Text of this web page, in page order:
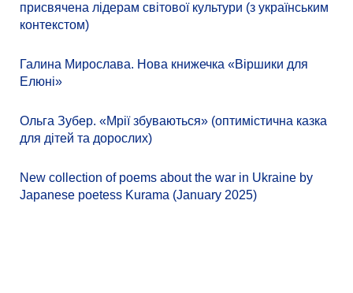
присвячена лідерам світової культури (з українським
контекстом)
Галина Мирослава. Нова книжечка «Віршики для
Елюні»
Ольга Зубер. «Мрії збуваються» (оптимістична казка
для дітей та дорослих)
New collection of poems about the war in Ukraine by
Japanese poetess Kurama (January 2025)